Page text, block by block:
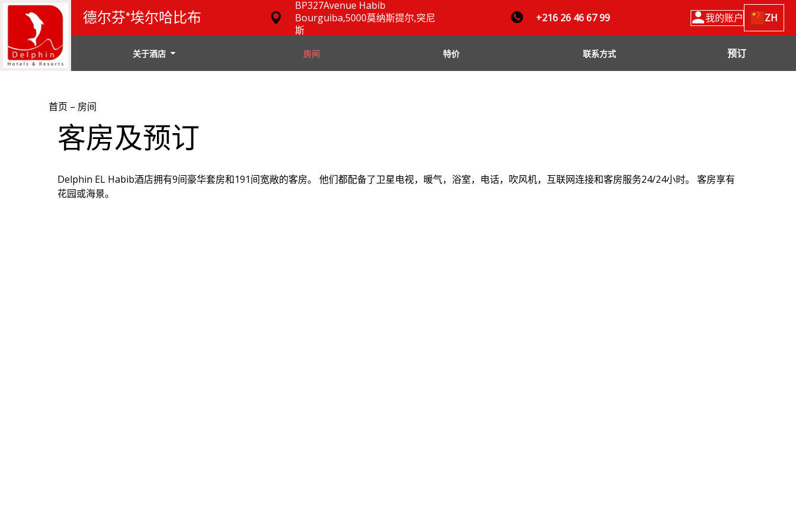
德尔芬*埃尔哈比布
BP327Avenue Habib
Bourguiba,5000莫纳斯提尔,突尼
斯
+216 26 46 67 99 我的账户 ZH
关于酒店 房间 特价 联系方式 预订
首页 – 房间
客房及预订
Delphin EL Habib酒店拥有9间豪华套房和191间宽敞的客房。 他们都配备了卫星电视，暖气，浴室，电话，吹风机，互联网连接和客房服务24/24小时。 客房享有
花园或海景。